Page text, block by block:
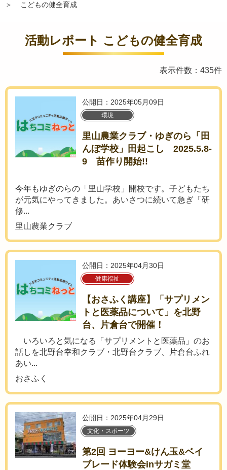
＞
こどもの健全育成
活動レポート こどもの健全育成
表示件数：435件
公開日：2025年05月09日
環境
里山農業クラブ・ゆぎのら「田
んぼ学校」田起こし 2025.5.8-
9 苗作り開始!!
今年もゆぎのらの「里山学校」開校です。子どもたち
が元気にやってきました。あいさつに続いて急ぎ「研
修...
里山農業クラブ
公開日：2025年04月30日
健康福祉
【おさふく講座】「サプリメン
トと医薬品について」を北野
台、片倉台で開催！
いろいろと気になる「サプリメントと医薬品」のお
話しを北野台幸和クラブ・北野台クラブ、片倉台ふれ
あい...
おさふく
公開日：2025年04月29日
文化・スポーツ
第2回 ヨーヨー&けん玉&ベイ
ブレード体験会inサガミ堂